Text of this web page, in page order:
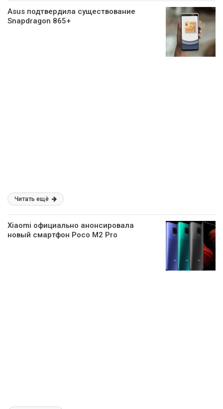
Asus подтвердила существование
Snapdragon 865+
Читать ещё
Xiaomi официально анонсировала
новый смартфон Poco M2 Pro